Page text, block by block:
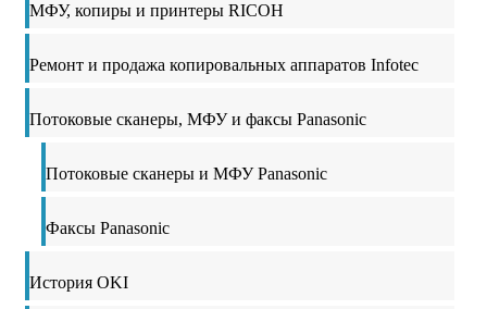
МФУ, копиры и принтеры RICOH
Ремонт и продажа копировальных аппаратов Infotec
Потоковые сканеры, МФУ и факсы Panasonic
Потоковые сканеры и МФУ Panasonic
Факсы Panasonic
История OKI